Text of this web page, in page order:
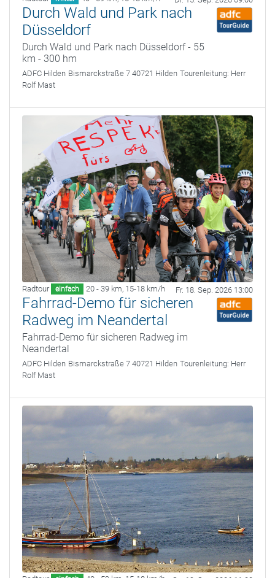
Durch Wald und Park nach
Düsseldorf
Durch Wald und Park nach Düsseldorf - 55
km - 300 hm
ADFC Hilden Bismarckstraße 7 40721 Hilden Tourenleitung: Herr
Rolf Mast
Radtour einfach 20 - 39 km, 15-18 km/h Fr. 18. Sep. 2026 13:00
Fahrrad-Demo für sicheren
Radweg im Neandertal
Fahrrad-Demo für sicheren Radweg im
Neandertal
ADFC Hilden Bismarckstraße 7 40721 Hilden Tourenleitung: Herr
Rolf Mast